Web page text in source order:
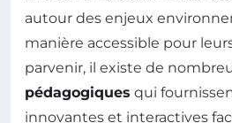
autour des enjeux
manière accessible pour
parvenir, il existe de
pédagogiques qui
innovantes et interactives